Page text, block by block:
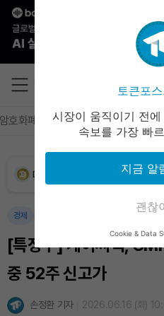
호화폐 블록체인 테크 경제
XRP (XRP)
Solana (SOL)
Hyperliquid (HYPE)
Dogecoin (DOGE)
경제
[특징주] 케이씨텍,
중 52주 신고가
손정환 기자 2026.06.16 (화)
토큰포
시장이 움직이기 전
속보를 가장 빠
지금 알
괜찮
Cookie & Data